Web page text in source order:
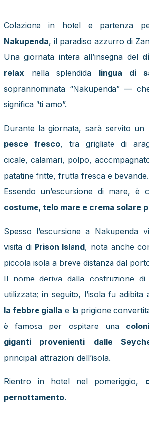
Colazione in hotel e partenza
Nakupenda, il paradiso azzurro di
Una giornata intera all’insegna del
relax nella splendida lingua di
soprannominata “Nakupenda” —
significa “ti amo”.
Durante la giornata, sarà servito un
pesce fresco, tra grigliate di
cicale, calamari, polpo,
patatine fritte, frutta fresca e bevande.
Essendo un’escursione di mare, è
costume, telo mare e crema solare
Spesso l’escursione a Nakupenda
visita di Prison Island, nota anche
piccola isola a breve distanza dal
Il nome deriva dalla costruzione di
utilizzata; in seguito, l’isola fu adibita
la febbre gialla e la prigione
è famosa per ospitare una
giganti provenienti dalle
principali attrazioni dell’isola.
Rientro in hotel nel pomeriggio,
pernottamento.